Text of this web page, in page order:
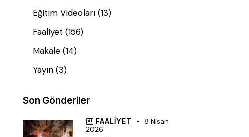
Eğitim Videoları (13)
Faaliyet (156)
Makale (14)
Yayın (3)
Son Gönderiler
FAALIYET
8 Nisan
2026